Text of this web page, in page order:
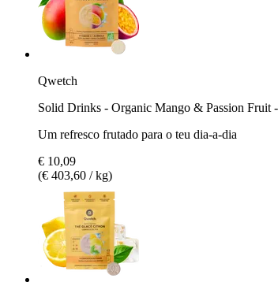
Qwetch
Solid Drinks - Organic Mango & Passion Fruit
Um refresco frutado para o teu dia-a-dia
€ 10,09
(€ 403,60 / kg)